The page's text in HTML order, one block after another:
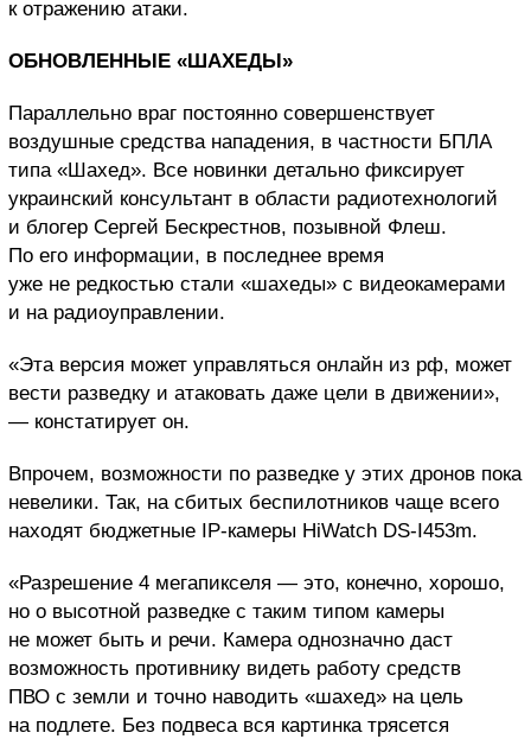
к отражению атаки.
ОБНОВЛЕННЫЕ «ШАХЕДЫ»
Параллельно враг постоянно совершенствует
воздушные средства нападения, в частности БПЛА
типа «Шахед». Все новинки детально фиксирует
украинский консультант в области радиотехнологий
и блогер Сергей Бескрестнов, позывной Флеш.
По его информации, в последнее время
уже не редкостью стали «шахеды» с видеокамерами
и на радиоуправлении.
«Эта версия может управляться онлайн из рф, может
вести разведку и атаковать даже цели в движении»,
— констатирует он.
Впрочем, возможности по разведке у этих дронов пока
невелики. Так, на сбитых беспилотников чаще всего
находят бюджетные IP-камеры HiWatch DS-I453m.
«Разрешение 4 мегапикселя — это, конечно, хорошо,
но о высотной разведке с таким типом камеры
не может быть и речи. Камера однозначно даст
возможность противнику видеть работу средств
ПВО с земли и точно наводить «шахед» на цель
на подлете. Без подвеса вся картинка трясется